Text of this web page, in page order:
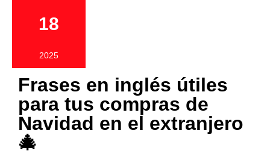
18
2025
Frases en inglés útiles
para tus compras de
Navidad en el extranjero
🎄